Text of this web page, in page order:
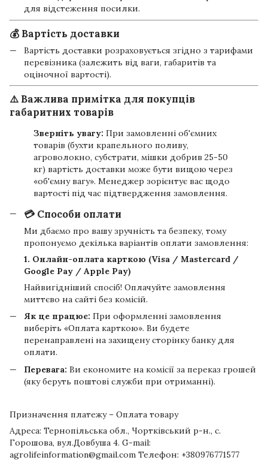
для відстеження посилки.
💰 Вартість доставки
Вартість доставки розраховується згідно з тарифами
перевізника (залежить від ваги, габаритів та
оціночної вартості).
⚠️ Важлива примітка для покупців
габаритних товарів
Зверніть увагу: При замовленні об'ємних
товарів (бухти крапельного поливу,
агроволокно, субстрати, мішки добрив 25-50
кг) вартість доставки може бути вищою через
«об'ємну вагу». Менеджер зорієнтує вас щодо
вартості під час підтвердження замовлення.
💳 Способи оплати
Ми дбаємо про вашу зручність та безпеку, тому
пропонуємо декілька варіантів оплати замовлення:
1. Онлайн-оплата карткою (Visa / Mastercard /
Google Pay / Apple Pay)
Найвигідніший спосіб! Оплачуйте замовлення
миттєво на сайті без комісій.
Як це працює: При оформленні замовлення
виберіть «Оплата карткою». Ви будете
перенаправлені на захищену сторінку банку для
оплати.
Перевага: Ви економите на комісії за переказ грошей
(яку беруть поштові служби при отриманні).
Призначення платежу – Оплата товару
Адреса: Тернопільська обл., Чортківський р-н., с.
Горошова, вул.Довбуша 4. G-mail:
agrolifeinformation@gmail.com Телефон: +380976771577